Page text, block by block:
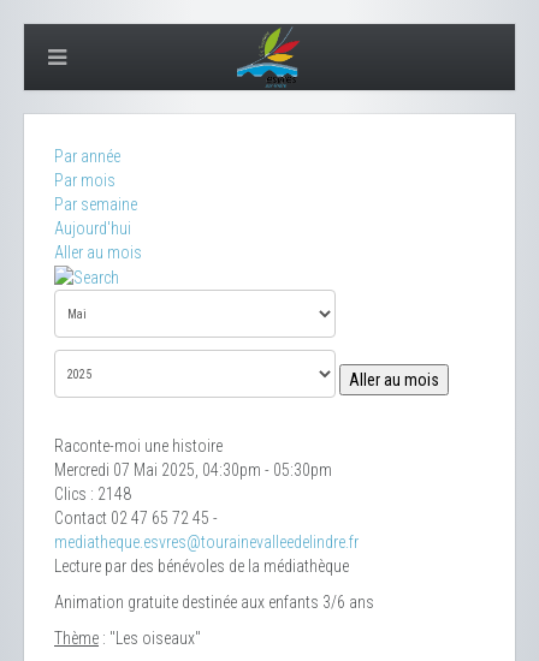
Par année
Par mois
Par semaine
Aujourd'hui
Aller au mois
Aller au mois
Raconte-moi une histoire
Mercredi 07 Mai 2025, 04:30pm - 05:30pm
Clics : 2148
Contact 02 47 65 72 45 -
mediatheque.esvres@tourainevalleedelindre.fr
Lecture par des bénévoles de la médiathèque
Animation gratuite destinée aux enfants 3/6 ans
Thème : "Les oiseaux"